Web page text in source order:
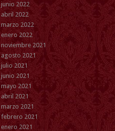
junio 2022
abril 2022
marzo 2022
enero 2022
noviembre 2021
agosto 2021
julio 2021
junio 2021
mayo 2021
abril 2021
marzo 2021
febrero 2021
enero 2021